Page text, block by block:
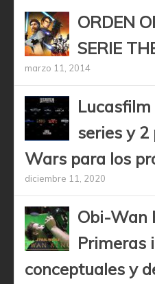
ORDEN
SERIE
marzo 11, 2014
series y 2
Wars para los
diciembre 11, 2020
Obi-Wan
Primeras
conceptuales y